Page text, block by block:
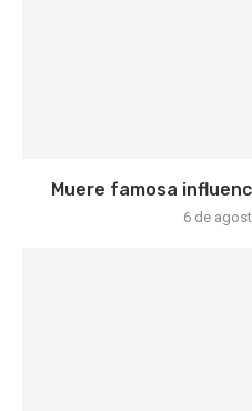
Muere famosa
6 de